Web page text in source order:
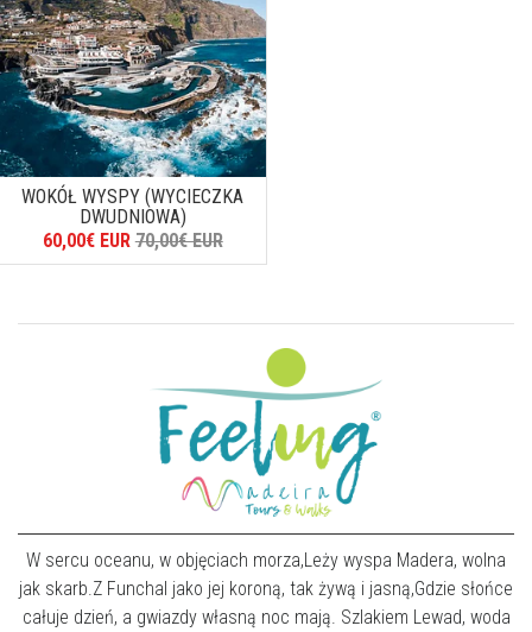
WOKÓŁ WYSPY (WYCIECZKA
DWUDNIOWA)
60,00€ EUR 70,00€ EUR
W sercu oceanu, w objęciach morza,Leży wyspa Madera, wolna
jak skarb.Z Funchal jako jej koroną, tak żywą i jasną,Gdzie słońce
całuje dzień, a gwiazdy własną noc mają. Szlakiem Lewad, woda